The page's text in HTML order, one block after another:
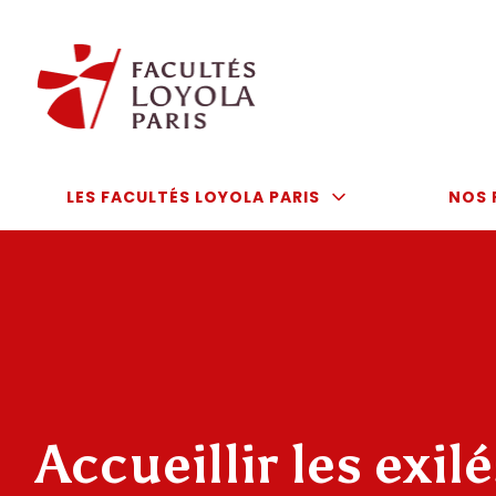
contenu
LES FACULTÉS LOYOLA PARIS NOS
Accueillir les